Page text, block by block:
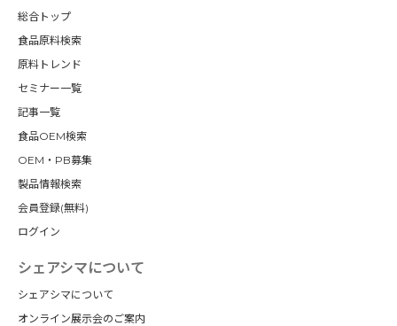
総合トップ
食品原料検索
原料トレンド
セミナー一覧
記事一覧
食品OEM検索
OEM・PB募集
製品情報検索
会員登録(無料)
ログイン
シェアシマについて
シェアシマについて
オンライン展示会のご案内